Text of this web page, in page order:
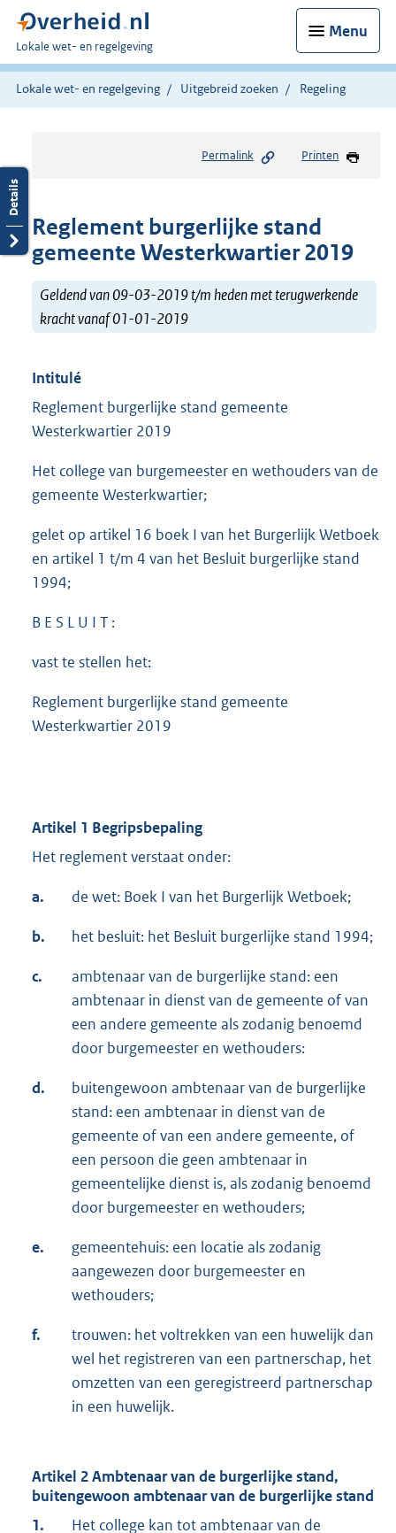
Menu
U
bent
hier:
Lokale wet- en regelgeving
Lokale wet- en regelgeving Uitgebreid zoeken Regeling
Permalink Printen
Reglement burgerlijke stand
gemeente Westerkwartier 2019
Geldend van 09-03-2019 t/m heden met terugwerkende
kracht vanaf 01-01-2019
Intitulé
Reglement burgerlijke stand gemeente
Westerkwartier 2019
Het college van burgemeester en wethouders van de
gemeente Westerkwartier;
gelet op artikel 16 boek I van het Burgerlijk Wetboek
en artikel 1 t/m 4 van het Besluit burgerlijke stand
1994;
B E S L U I T :
vast te stellen het:
Reglement burgerlijke stand gemeente
Westerkwartier 2019
Artikel 1 Begripsbepaling
Het reglement verstaat onder:
a. de wet: Boek I van het Burgerlijk Wetboek;
b. het besluit: het Besluit burgerlijke stand 1994;
c.
ambtenaar van de burgerlijke stand: een
ambtenaar in dienst van de gemeente of van
een andere gemeente als zodanig benoemd
door burgemeester en wethouders:
d.
buitengewoon ambtenaar van de burgerlijke
stand: een ambtenaar in dienst van de
gemeente of van een andere gemeente, of
een persoon die geen ambtenaar in
gemeentelijke dienst is, als zodanig benoemd
door burgemeester en wethouders;
e.
gemeentehuis: een locatie als zodanig
aangewezen door burgemeester en
wethouders;
f.
trouwen: het voltrekken van een huwelijk dan
wel het registreren van een partnerschap, het
omzetten van een geregistreerd partnerschap
in een huwelijk.
Artikel 2 Ambtenaar van de burgerlijke stand,
buitengewoon ambtenaar van de burgerlijke stand
1.
Het college kan tot ambtenaar van de